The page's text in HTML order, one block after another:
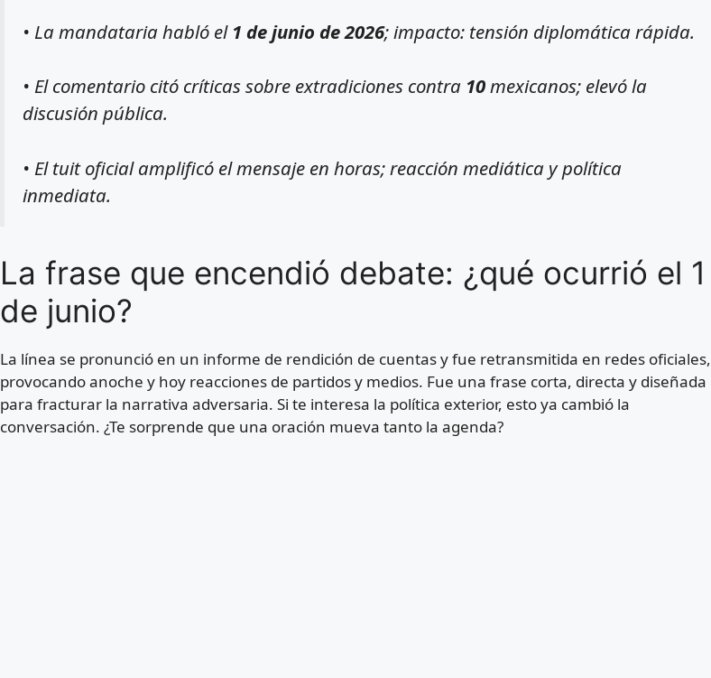
• La mandataria habló el 1 de junio de 2026; impacto: tensión diplomática rápida.
• El comentario citó críticas sobre extradiciones contra 10mexicanos; elevó la
discusión pública.
• El tuit oficial amplificó el mensaje en horas; reacción mediática y política
inmediata.
La frase que encendió debate: ¿qué ocurrió el 1
de junio?
La línea se pronunció en un informe de rendición de cuentas y fue retransmitida en redes oficiales,
provocando anoche y hoy reacciones de partidos y medios. Fue una frase corta, directa y diseñada
para fracturar la narrativa adversaria. Si te interesa la política exterior, esto ya cambió la
conversación. ¿Te sorprende que una oración mueva tanto la agenda?